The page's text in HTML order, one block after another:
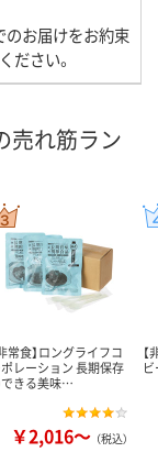
のお届けをお約束
ださい。
売れ筋ラン
常食】ロングライフコ
レーション 長期保存
きる美味…
￥2,016～ （税込）